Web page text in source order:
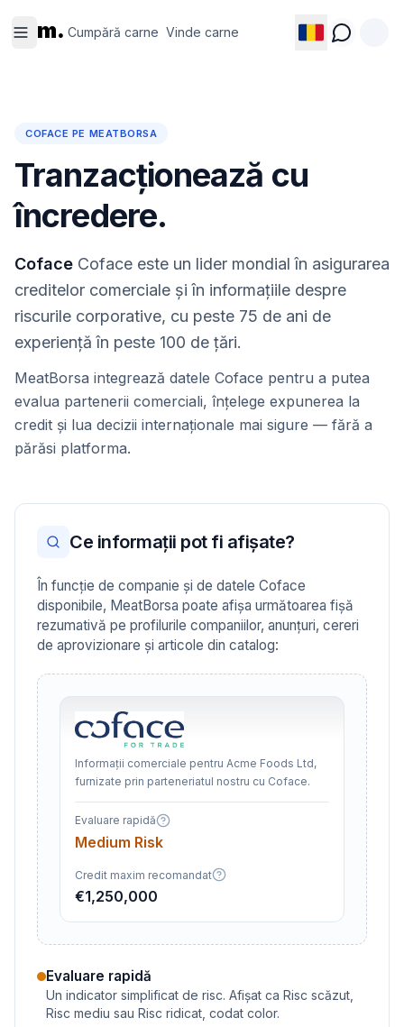
m. Cumpără carne Vinde carne
carne
carne
COFACE PE MEATBORSA
Tranzacționează cu
încredere.
Coface Coface este un lider mondial în asigurarea
creditelor comerciale și în informațiile despre
riscurile corporative, cu peste 75 de ani de
experiență în peste 100 de țări.
MeatBorsa integrează datele Coface pentru a putea
evalua partenerii comerciali, înțelege expunerea la
credit și lua decizii internaționale mai sigure — fără a
părăsi platforma.
Ce informații pot fi afișate?
În funcție de companie și de datele Coface
disponibile, MeatBorsa poate afișa următoarea fișă
rezumativă pe profilurile companiilor, anunțuri, cereri
de aprovizionare și articole din catalog:
Informații comerciale pentru Acme Foods Ltd,
furnizate prin parteneriatul nostru cu Coface.
Evaluare rapidă
Medium Risk
Credit maxim recomandat
€1,250,000
Evaluare rapidă
Un indicator simplificat de risc. Afișat ca Risc scăzut,
Risc mediu sau Risc ridicat, codat color.